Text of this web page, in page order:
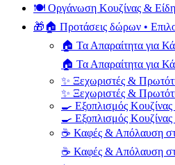
🍽️ Οργάνωση Κουζίνας & Είδη
🎁🏠 Προτάσεις δώρων •
🏠 Τα Απαραίτητα για
🏠 Τα Απαραίτητα για
✨ Ξεχωριστές &
✨ Ξεχωριστές &
🍳 Εξοπλισμός
🍳 Εξοπλισμός
☕ Καφές & Απόλαυση
☕ Καφές & Απόλαυση